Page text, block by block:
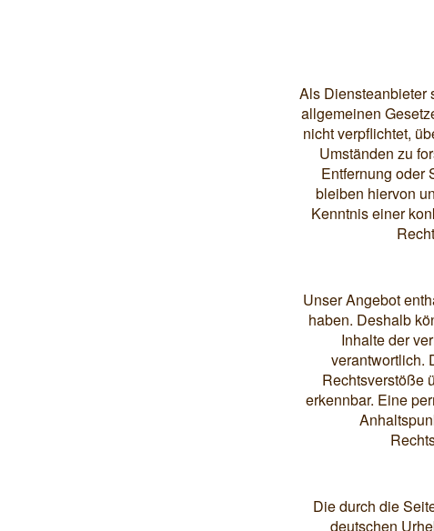
Als Diensteanbieter
allgemeinen
nicht verpflichtet,
Umständen zu
Entfernung oder
bleiben hiervon
Kenntnis einer
Unser Angebot
haben. Deshalb
Inhalte der
verantwortlich.
Rechtsverstöße
erkennbar. Eine
Die durch die
deutschen